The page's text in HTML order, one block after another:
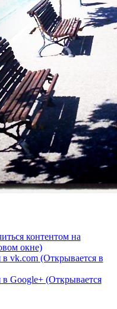
контентом на
окне)
vk.com (Открывается в
Google+ (Открывается